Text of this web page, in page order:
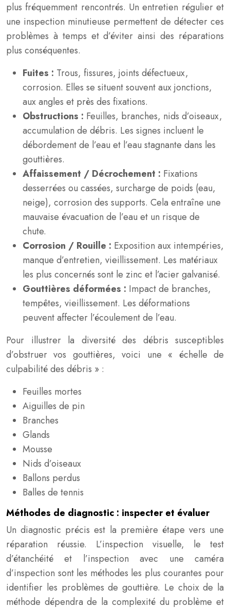
plus fréquemment rencontrés. Un entretien régulier et
une inspection minutieuse permettent de détecter ces
problèmes à temps et d’éviter ainsi des réparations
plus conséquentes.
Fuites : Trous, fissures, joints défectueux,
corrosion. Elles se situent souvent aux jonctions,
aux angles et près des fixations.
Obstructions : Feuilles, branches, nids d’oiseaux,
accumulation de débris. Les signes incluent le
débordement de l’eau et l’eau stagnante dans les
gouttières.
Affaissement / Décrochement : Fixations
desserrées ou cassées, surcharge de poids (eau,
neige), corrosion des supports. Cela entraîne une
mauvaise évacuation de l’eau et un risque de
chute.
Corrosion / Rouille : Exposition aux intempéries,
manque d’entretien, vieillissement. Les matériaux
les plus concernés sont le zinc et l’acier galvanisé.
Gouttières déformées : Impact de branches,
tempêtes, vieillissement. Les déformations
peuvent affecter l’écoulement de l’eau.
Pour illustrer la diversité des débris susceptibles
d’obstruer vos gouttières, voici une « échelle de
culpabilité des débris » :
Feuilles mortes
Aiguilles de pin
Branches
Glands
Mousse
Nids d’oiseaux
Ballons perdus
Balles de tennis
Méthodes de diagnostic : inspecter et évaluer
Un diagnostic précis est la première étape vers une
réparation réussie. L’inspection visuelle, le test
d’étanchéité et l’inspection avec une caméra
d’inspection sont les méthodes les plus courantes pour
identifier les problèmes de gouttière. Le choix de la
méthode dépendra de la complexité du problème et